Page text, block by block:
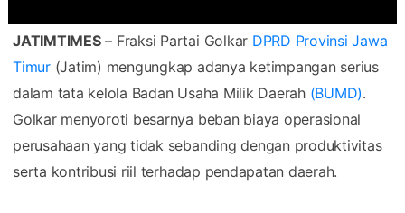
JATIMTIMES– Fraksi Partai Golkar DPRD Provinsi Jawa
Timur(Jatim) mengungkap adanya ketimpangan serius
dalam tata kelola Badan Usaha Milik Daerah (BUMD).
Golkar menyoroti besarnya beban biaya operasional
perusahaan yang tidak sebanding dengan produktivitas
serta kontribusi riil terhadap pendapatan daerah.